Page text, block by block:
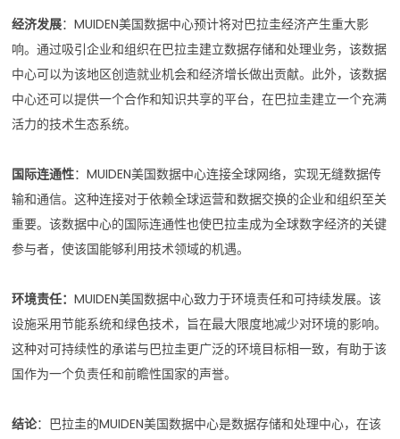
经济发展：MUIDEN美国数据中心预计将对巴拉圭经济产生重大影
响。通过吸引企业和组织在巴拉圭建立数据存储和处理业务，该数据
中心可以为该地区创造就业机会和经济增长做出贡献。此外，该数据
中心还可以提供一个合作和知识共享的平台，在巴拉圭建立一个充满
活力的技术生态系统。
国际连通性：MUIDEN美国数据中心连接全球网络，实现无缝数据传
输和通信。这种连接对于依赖全球运营和数据交换的企业和组织至关
重要。该数据中心的国际连通性也使巴拉圭成为全球数字经济的关键
参与者，使该国能够利用技术领域的机遇。
环境责任：MUIDEN美国数据中心致力于环境责任和可持续发展。该
设施采用节能系统和绿色技术，旨在最大限度地减少对环境的影响。
这种对可持续性的承诺与巴拉圭更广泛的环境目标相一致，有助于该
国作为一个负责任和前瞻性国家的声誉。
结论：巴拉圭的MUIDEN美国数据中心是数据存储和处理中心，在该